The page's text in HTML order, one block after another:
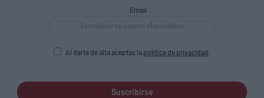
Email
Al darte de alta aceptas la política de privacidad.
Suscribirse